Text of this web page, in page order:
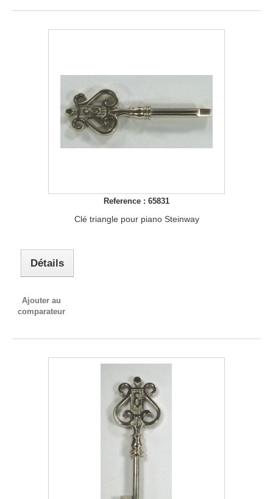
Reference : 65831
Clé triangle pour piano Steinway
Détails
Ajouter au
comparateur